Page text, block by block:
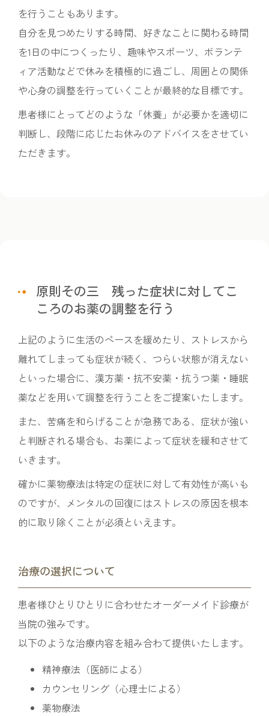
を行うこともあります。
自分を見つめたりする時間、好きなことに関わる時間
を1日の中につくったり、趣味やスポーツ、ボランテ
ィア活動などで休みを積極的に過ごし、周囲との関係
や心身の調整を行っていくことが最終的な目標です。
患者様にとってどのような「休養」が必要かを適切に
判断し、段階に応じたお休みのアドバイスをさせてい
ただきます。
原則その三 残った症状に対してこ
ころのお薬の調整を行う
上記のように生活のペースを緩めたり、ストレスから
離れてしまっても症状が続く、つらい状態が消えない
といった場合に、漢方薬・抗不安薬・抗うつ薬・睡眠
薬などを用いて調整を行うことをご提案いたします。
また、苦痛を和らげることが急務である、症状が強い
と判断される場合も、お薬によって症状を緩和させて
いきます。
確かに薬物療法は特定の症状に対して有効性が高いも
のですが、メンタルの回復にはストレスの原因を根本
的に取り除くことが必須といえます。
治療の選択について
患者様ひとりひとりに合わせたオーダーメイド診療が
当院の強みです。
以下のような治療内容を組み合わて提供いたします。
精神療法（医師による）
カウンセリング（心理士による）
薬物療法